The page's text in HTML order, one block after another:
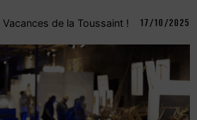
de la Toussaint ! 17/10/2025